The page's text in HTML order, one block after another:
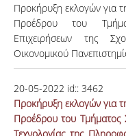
Προκήρυξη εκλογών για
Προέδρου του
Επιχειρήσεων της
Οικονομικού
20-05-2022 id:: 3462
Προκήρυξη εκλογών για
Προέδρου του Τμήματος